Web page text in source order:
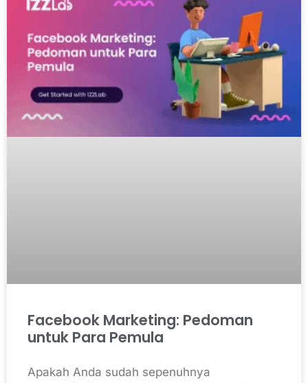
Facebook Marketing: Pedoman
untuk Para Pemula
Apakah Anda sudah sepenuhnya